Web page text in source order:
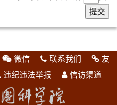
微信 联系我们
友
违纪违法举报 信访渠道